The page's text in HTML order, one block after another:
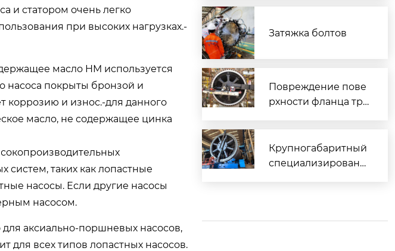
и статором очень легко
при высоких нагрузках.-
масло HM используется
насоса покрыты бронзой и
коррозию и износ.-для данного
масло, не содержащее цинка
систем, таких как лопастные
насосы. Если другие насосы
насосом.
аксиально-поршневых насосов,
для всех типов лопастных насосов.
Затяжка болтов
Повреждение пове
рхности фланца тре
Крупногабаритный
специализированн
вляющей (кольцево